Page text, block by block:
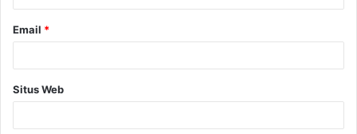
Email *
Situs Web